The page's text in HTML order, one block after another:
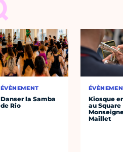
ÉVÈNEMENT
Danser la Samba
de Rio
Kiosque
au Square
Maillet